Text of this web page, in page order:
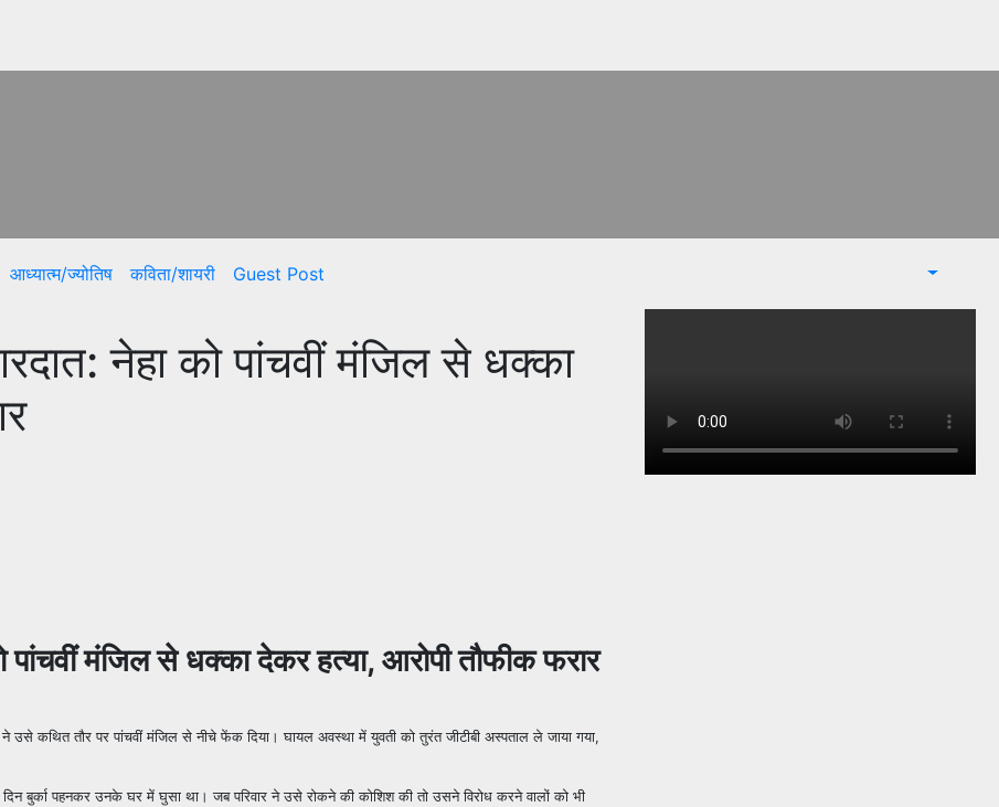
आध्यात्म/ज्योतिष कविता/शायरी Guest Post
नेहा को पांचवीं मंजिल से धक्का
पांचवीं मंजिल से धक्का देकर हत्या, आरोपी तौफीक फरार
उसे कथित तौर पर पांचवीं मंजिल से नीचे फेंक दिया। घायल अवस्था में युवती को तुरंत जीटीबी अस्पताल ले जाया गया,
बुर्का पहनकर उनके घर में घुसा था। जब परिवार ने उसे रोकने की कोशिश की तो उसने विरोध करने वालों को भी